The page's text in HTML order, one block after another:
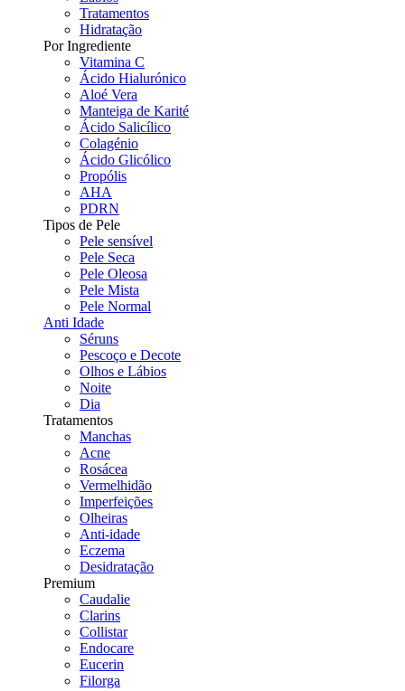
Tratamentos
Hidratação
Por Ingrediente
Vitamina C
Ácido Hialurónico
Aloé Vera
Manteiga de Karité
Ácido Salicílico
Colagénio
Ácido Glicólico
Propólis
AHA
PDRN
Tipos de Pele
Pele sensível
Pele Seca
Pele Oleosa
Pele Mista
Pele Normal
Anti Idade
Séruns
Pescoço e Decote
Olhos e Lábios
Noite
Dia
Tratamentos
Manchas
Acne
Rosácea
Vermelhidão
Imperfeições
Olheiras
Anti-idade
Eczema
Desidratação
Premium
Caudalie
Clarins
Collistar
Endocare
Eucerin
Filorga